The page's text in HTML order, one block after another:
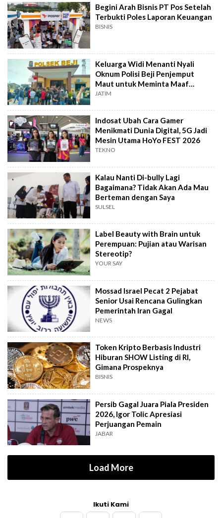
Begini Arah Bisnis PT Pos Setelah
Terbukti Poles Laporan Keuangan
BISNIS
Keluarga Widi Menanti Nyali
Oknum Polisi Beji Penjemput
Maut untuk Meminta Maaf
Langsung
JATIM
Indosat Ubah Cara Gamer
Menikmati Dunia Digital, 5G Jadi
Mesin Utama HoYo FEST 2026
TEKNO
Kalau Nanti Di-bully Lagi
Bagaimana? Tidak Akan Ada Mau
Berteman dengan Saya
SULSEL
Label Beauty with Brain untuk
Perempuan: Pujian atau Warisan
Stereotip?
YOUR SAY
Mossad Israel Pecat 2 Pejabat
Senior Usai Rencana Gulingkan
Pemerintah Iran Gagal
NEWS
Token Kripto Berbasis Industri
Hiburan SHOW Listing di RI,
Gimana Prospeknya
BISNIS
Persib Gagal Juara Piala Presiden
2026, Igor Tolic Apresiasi
Perjuangan Pemain
JABAR
Load More
Ikuti Kami